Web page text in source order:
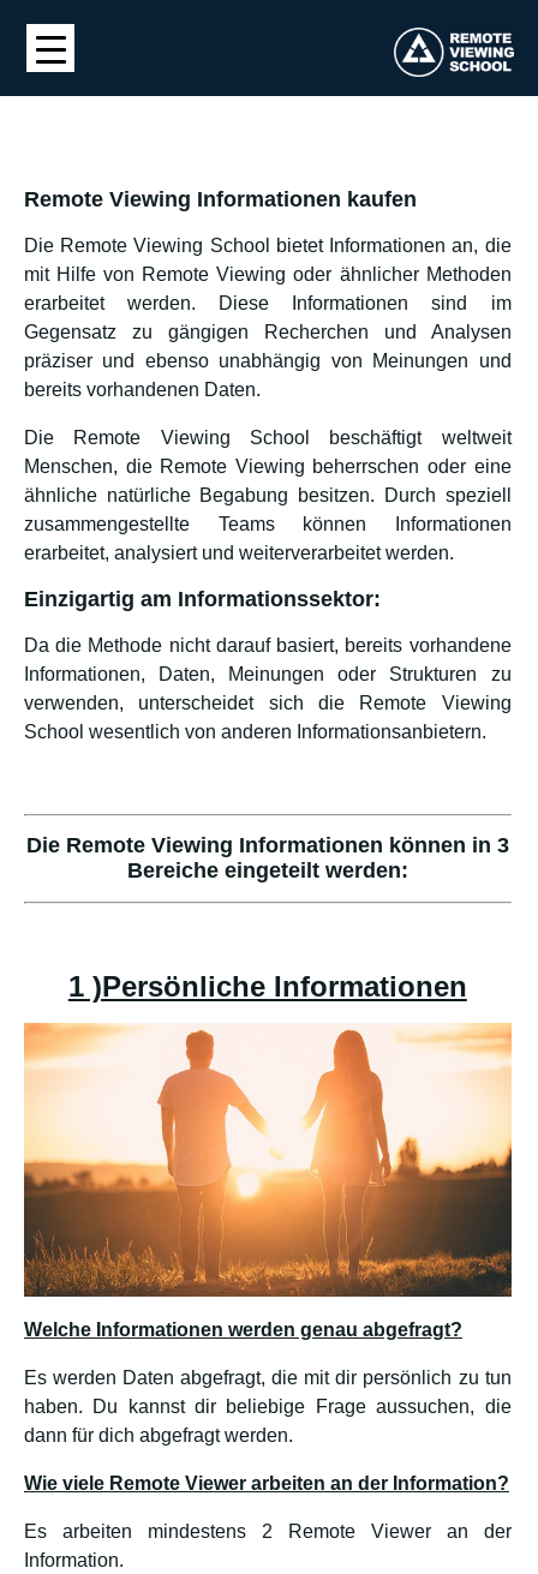
Remote Viewing Informationen kaufen
Die Remote Viewing School bietet Informationen an, die
mit Hilfe von Remote Viewing oder ähnlicher Methoden
erarbeitet werden. Diese Informationen sind im
Gegensatz zu gängigen Recherchen und Analysen
präziser und ebenso unabhängig von Meinungen und
bereits vorhandenen Daten.
Die Remote Viewing School beschäftigt weltweit
Menschen, die Remote Viewing beherrschen oder eine
ähnliche natürliche Begabung besitzen. Durch speziell
zusammengestellte Teams können Informationen
erarbeitet, analysiert und weiterverarbeitet werden.
Einzigartig am Informationssektor:
Da die Methode nicht darauf basiert, bereits vorhandene
Informationen, Daten, Meinungen oder Strukturen zu
verwenden, unterscheidet sich die Remote Viewing
School wesentlich von anderen Informationsanbietern.
Die Remote Viewing Informationen können in 3
Bereiche eingeteilt werden:
1 )Persönliche Informationen
Welche Informationen werden genau abgefragt?
Es werden Daten abgefragt, die mit dir persönlich zu tun
haben. Du kannst dir beliebige Frage aussuchen, die
dann für dich abgefragt werden.
Wie viele Remote Viewer arbeiten an der Information?
Es arbeiten mindestens 2 Remote Viewer an der
Information.